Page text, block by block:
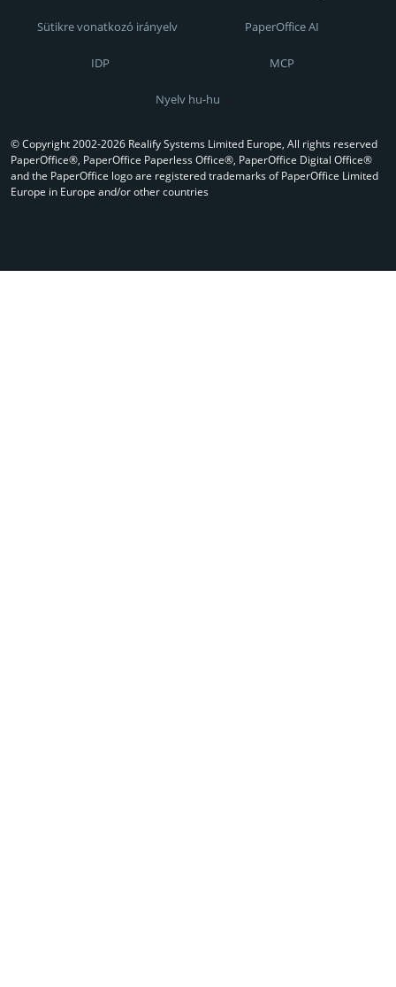
Sütikre vonatkozó irányelv PaperOffice AI
IDP MCP
Nyelv hu-hu
© Copyright 2002-2026 Realify Systems Limited Europe, All rights reserved
PaperOffice®, PaperOffice Paperless Office®, PaperOffice Digital Office®
and the PaperOffice logo are registered trademarks of PaperOffice Limited
Europe in Europe and/or other countries